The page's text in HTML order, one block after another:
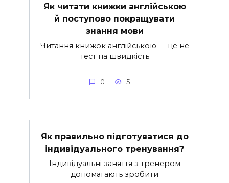
Як читати книжки англійською
й поступово покращувати
знання мови
Читання книжок англійською — це не
тест на швидкість
0 5
Як правильно підготуватися до
індивідуального тренування?
Індивідуальні заняття з тренером
допомагають зробити